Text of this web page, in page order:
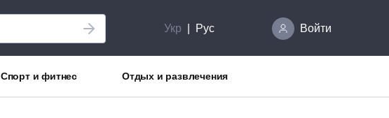
Укр Рус Войти
Спорт и фитнес Отдых и развлечения